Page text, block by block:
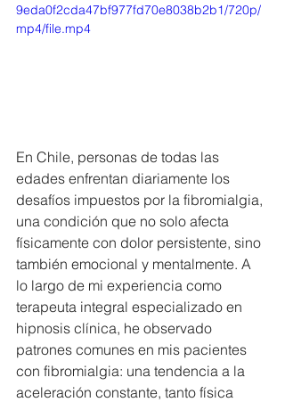
9eda0f2cda47bf977fd70e8038b2b1/720p/
mp4/file.mp4
En Chile, personas de todas las
edades enfrentan diariamente los
desafíos impuestos por la fibromialgia,
una condición que no solo afecta
físicamente con dolor persistente, sino
también emocional y mentalmente. A
lo largo de mi experiencia como
terapeuta integral especializado en
hipnosis clínica, he observado
patrones comunes en mis pacientes
con fibromialgia: una tendencia a la
aceleración constante, tanto física